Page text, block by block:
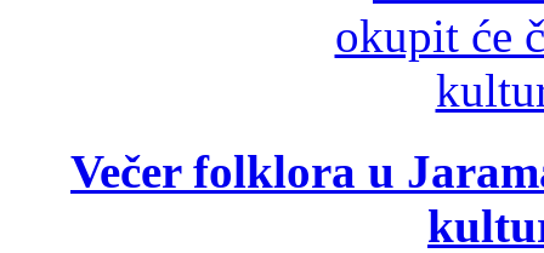
Večer folklora u